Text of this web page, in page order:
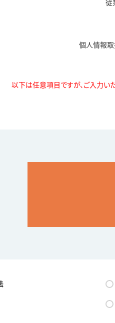
従
個人情報取
以下は任意項目ですが、ご入力い